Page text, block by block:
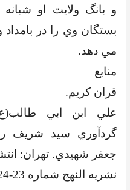
و بانگ ولايت او
بستگان وي را در
مي دهد.
منابع
قران کريم.
گردآوري سيد شريف
جعفر شهيدي. تهران:
نشريه النهج شماره 23-24